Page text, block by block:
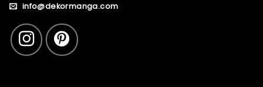
info@dekormanga.com